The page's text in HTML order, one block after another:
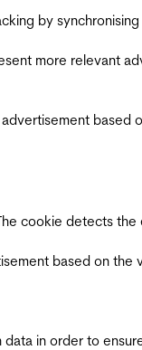
by
more relevant
based
cookie detects
based on the
in order to